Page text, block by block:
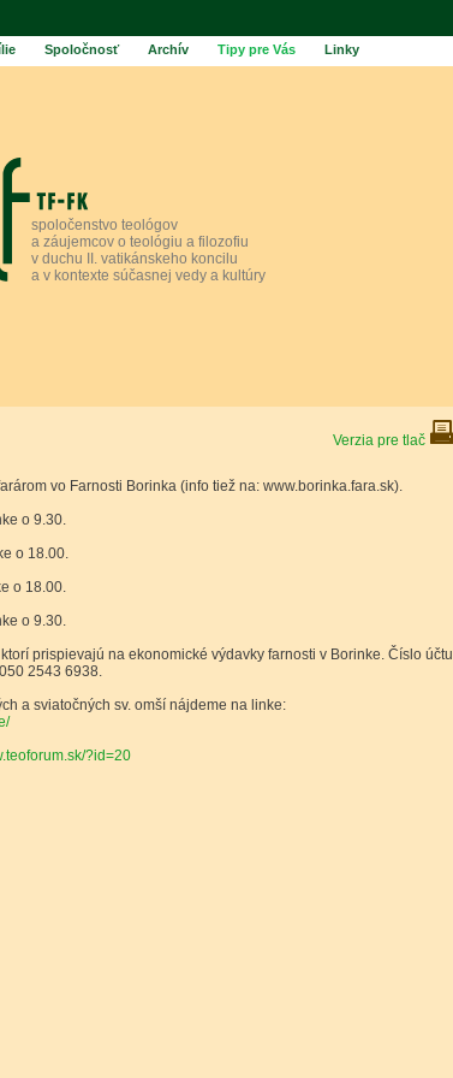
Spoločnosť Archív Tipy pre Vás Linky
spoločenstvo teológov
a záujemcov o teológiu a filozofiu
v duchu II. vatikánskeho koncilu
a v kontexte súčasnej vedy a kultúry
Verzia pre tlač
vo Farnosti Borinka (info tiež na: www.borinka.fara.sk).
o 9.30.
o 18.00.
o 18.00.
o 9.30.
prispievajú na ekonomické výdavky farnosti v Borinke. Číslo účtu
2543 6938.
a sviatočných sv. omší nájdeme na linke:
?id=20